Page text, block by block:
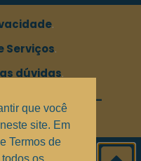
.
Serviços.
dúvidas.
Grupo MindBR
—
que você
site. Em
Termos de